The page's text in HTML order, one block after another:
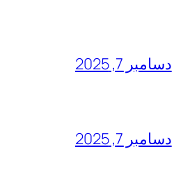
دسامبر 7, 2025
دسامبر 7, 2025